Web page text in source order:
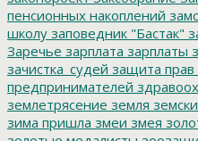
пенсионных накоплений
школу заповедник "Бастак"
Заречье зарплата зарплаты
зачистка_судей защита
предпринимателей
землетрясение земля
зима пришла змеи змея